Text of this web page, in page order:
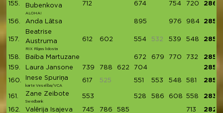
155.
Bubenkova
ALOHA!
712 674 754 720 2860
156. Anda Lātsa 895 976 984 2855
157.
Beatrise
Austruma
RIX Rīgas lidosta
612 602 554 532 539 548 2855
158. Baiba Martuzane 672 679 770 732
2853
159.
Laura Jansone 739 788 622 704 2853
160. Inese Spuriņa
karte Veselība/VCA
617 525 551 553 548 581 2850
161. Zane Zeibote
Swedbank
553 528 586 608 558 2833
162. Valērija Isajeva 745 786 585 713 2829